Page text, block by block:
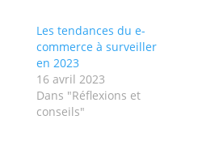
Les tendances du e-
commerce à surveiller
en 2023
16 avril 2023
Dans "Réflexions et
conseils"